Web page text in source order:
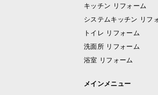
キッチン リフォーム
システムキッチン リフ
トイレ リフォーム
洗面所 リフォーム
浴室 リフォーム
メインメニュー